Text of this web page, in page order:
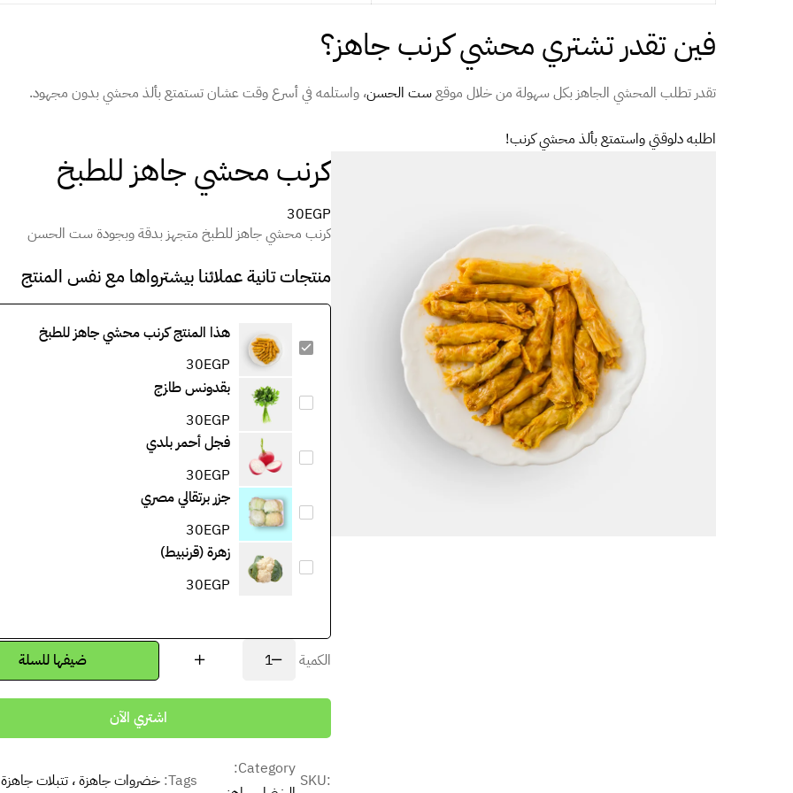
فين تقدر تشتري محشي كرنب جاهز؟
تقدر تطلب المحشي الجاهز بكل سهولة من خلال موقعست الحسن، واستلمه في أسرع وقت عشان تستمتع بألذ محشي بدون مجهود.
اطلبه دلوقتي واستمتع بألذ محشي كرنب!
كرنب محشي جاهز للطبخ
30EGP
كرنب محشي جاهز للطبخ متجهز بدقة وبجودة ست الحسن
منتجات تانية عملائنا بيشترواها مع نفس المنتج
هذا المنتجكرنب محشي جاهز للطبخ
30EGP
بقدونس طازج
30EGP
فجل أحمر بلدي
30EGP
جزر برتقالي مصري
30EGP
زهرة (قرنبيط)
30EGP
الكمية ضيفها للسلة
اشتري الآن
SKU:
Category:
Tags: خضروات جاهزة ، تتبلات